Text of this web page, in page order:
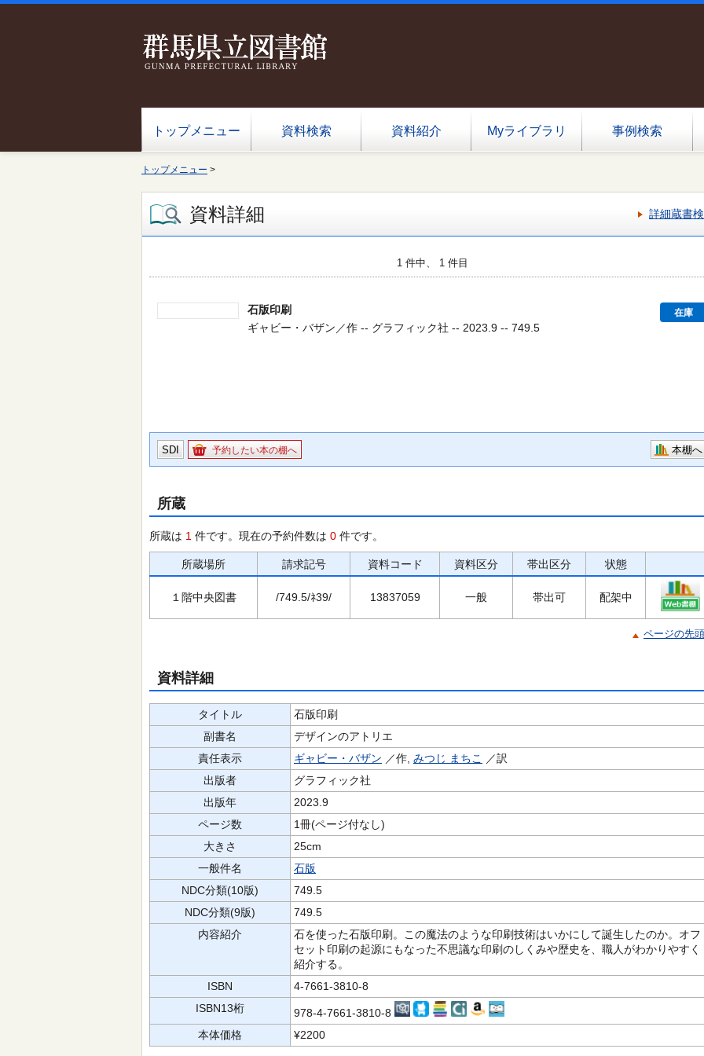
トップメニュー 資料検索 資料紹介 Myライブラリ 事例検索
トップメニュー >
資料詳細 詳細蔵書
1 件中、 1 件目
石版印刷 在庫
ギャビー・バザン／作 -- グラフィック社 -- 2023.9 -- 749.5
SDI 予約したい本の棚へ 本棚へ
所蔵
所蔵は 1 件です。現在の予約件数は 0 件です。
所蔵場所 請求記号 資料コード 資料区分 帯出区分 状態
１階中央図書 /749.5/ﾈ39/ 13837059 一般 帯出可 配架中
ページの先
資料詳細
タイトル
石版印刷
副書名
デザインのアトリエ
責任表示
ギャビー・バザン ／作, みつじ まちこ
／訳
出版者
グラフィック社
出版年
2023.9
ページ数
1冊(ページ付なし)
大きさ
25cm
一般件名
石版
NDC分類(10版)
749.5
NDC分類(9版)
749.5
内容紹介
石を使った石版印刷。この魔法のような印刷技術はいかにして誕生したのか。オフ
セット印刷の起源にもなった不思議な印刷のしくみや歴史を、職人がわかりやすく
紹介する。
ISBN
4-7661-3810-8
ISBN13桁
978-4-7661-3810-8
本体価格
¥2200